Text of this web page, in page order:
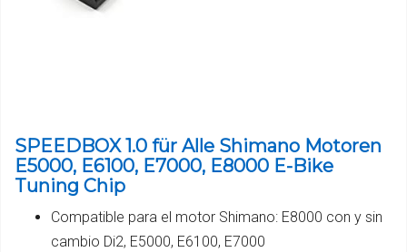
SPEEDBOX 1.0 für Alle Shimano Motoren
E5000, E6100, E7000, E8000 E-Bike
Tuning Chip
Compatible para el motor Shimano: E8000 con y sin
cambio Di2, E5000, E6100, E7000